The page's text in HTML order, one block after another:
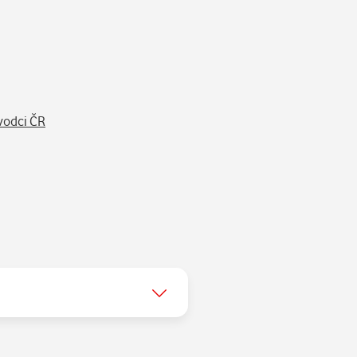
věrně zobrazují
prostor kaple v nekonečný
ČR